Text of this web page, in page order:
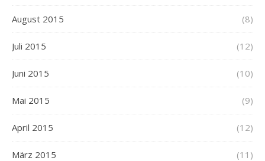
August 2015 (8)
Juli 2015 (12)
Juni 2015 (10)
Mai 2015 (9)
April 2015 (12)
März 2015 (11)